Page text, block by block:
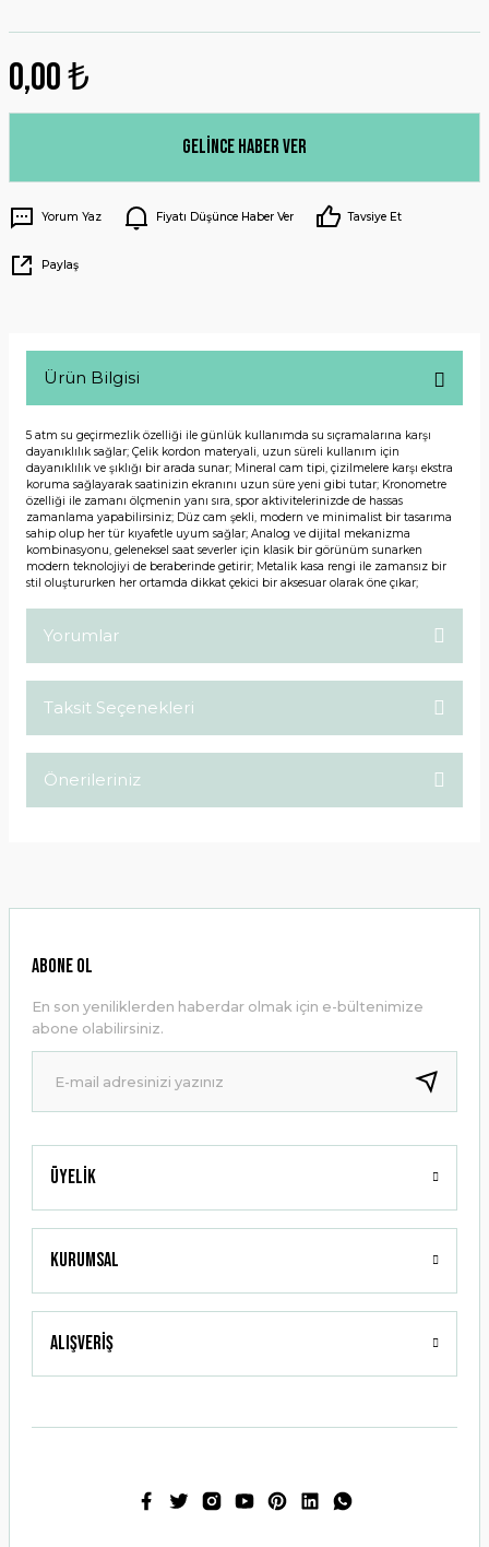
0,00 ₺
Gelince Haber Ver
Yorum Yaz Fiyatı Düşünce Haber Ver Tavsiye Et
Paylaş
Ürün Bilgisi
5 atm su geçirmezlik özelliği ile günlük kullanımda su sıçramalarına karşı
dayanıklılık sağlar; Çelik kordon materyali, uzun süreli kullanım için
dayanıklılık ve şıklığı bir arada sunar; Mineral cam tipi, çizilmelere karşı ekstra
koruma sağlayarak saatinizin ekranını uzun süre yeni gibi tutar; Kronometre
özelliği ile zamanı ölçmenin yanı sıra, spor aktivitelerinizde de hassas
zamanlama yapabilirsiniz; Düz cam şekli, modern ve minimalist bir tasarıma
sahip olup her tür kıyafetle uyum sağlar; Analog ve dijital mekanizma
kombinasyonu, geleneksel saat severler için klasik bir görünüm sunarken
modern teknolojiyi de beraberinde getirir; Metalik kasa rengi ile zamansız bir
stil oluştururken her ortamda dikkat çekici bir aksesuar olarak öne çıkar;
Yorumlar
Taksit Seçenekleri
Önerileriniz
Ürün resmi kalitesiz, bozuk veya görüntülenemiyor.
Ürün bilgilerinde hatalar bulunuyor.
Ürün fiyatı diğer sitelerden daha pahalı.
Bu ürüne benzer farklı alternatifler olmalı.
Gönder
Üyelik
Kurumsal
Alışveriş
ABONE OL
En son yeniliklerden haberdar olmak için e-bültenimize
abone olabilirsiniz.